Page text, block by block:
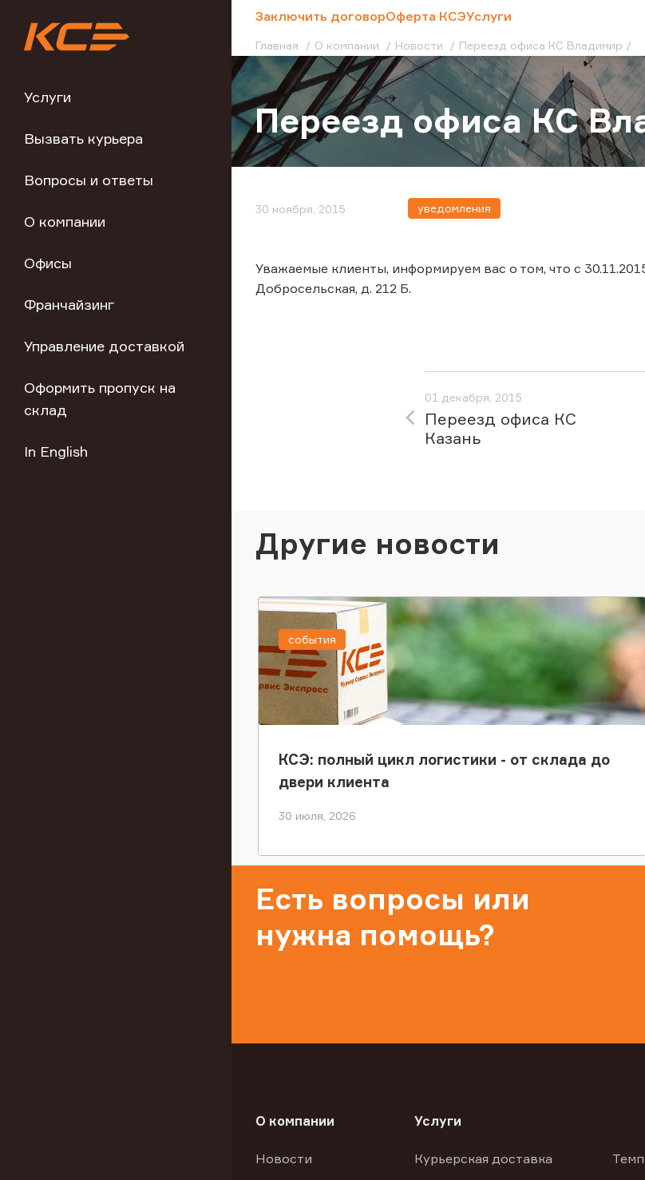
Услуги
Вызвать курьера
Вопросы и ответы
О компании
Офисы
Франчайзинг
Управление доставкой
Оформить пропуск на
склад
In English
Заключить договорОферта КСЭУслуги
Главная О компании Новости Переезд офиса КС Владимир
Переезд офиса КС
30 ноября, 2015 уведомления
Уважаемые клиенты, информируем вас о том, что с
Добросельская, д. 212 Б.
01 декабря, 2015
Переезд офиса КС
Казань
Другие новости
КСЭ: полный цикл логистики - от склада до
двери клиента
30 июля, 2026
события
Есть вопросы или
нужна помощь?
О компании
Новости
Услуги
Курьерская доставка